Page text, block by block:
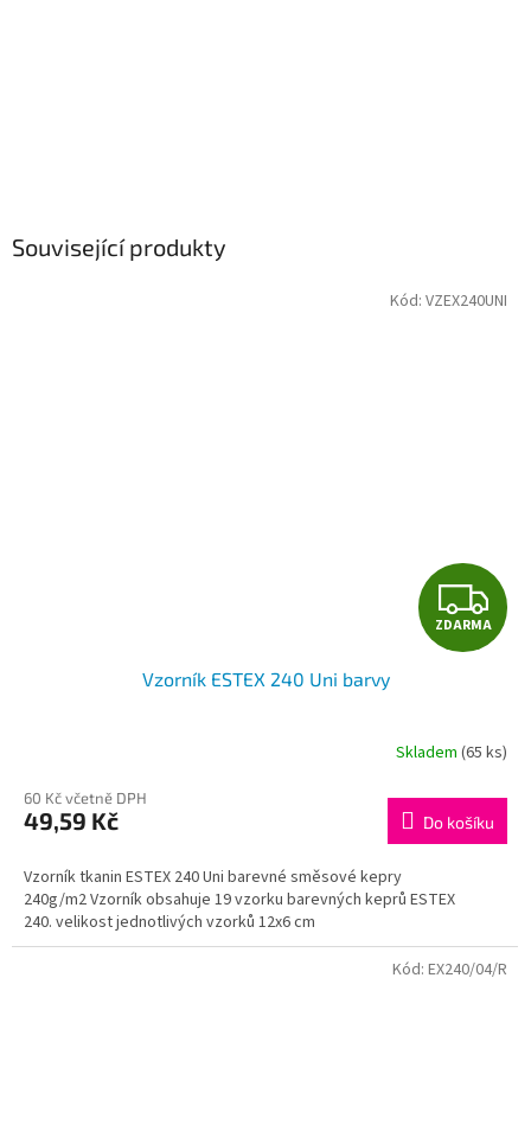
Související produkty
Z
D
R
M
A
ZDARMA
Vzorník ESTEX 240 Uni barvy
Skladem (65 ks)
60 Kč včetně DPH
49,59 Kč Do košíku
Vzorník tkanin ESTEX 240 Uni barevné směsové kepry
240g/m2 Vzorník obsahuje 19 vzorku barevných keprů ESTEX
240. velikost jednotlivých vzorků 12x6 cm
Kód: VZEX240UNI
Kód: EX240/04/R